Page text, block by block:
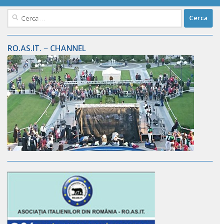
Ricerca
RO.AS.IT. – CHANNEL